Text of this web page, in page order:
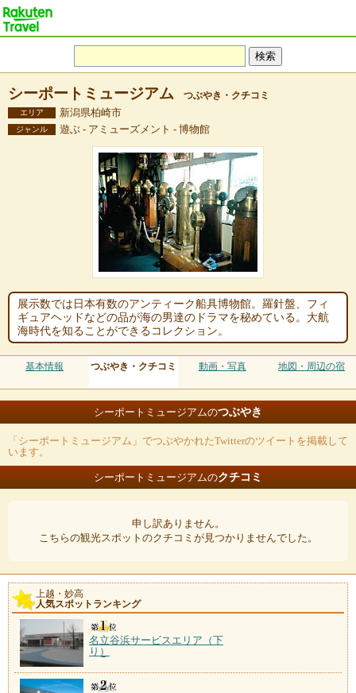
シーポートミュージアム つぶやき・クチコミ
エリア 新潟県柏崎市
ジャンル 遊ぶ - アミューズメント - 博物館
展示数では日本有数のアンティーク船具博物館。羅針盤、フィ
ギュアヘッドなどの品が海の男達のドラマを秘めている。大航
海時代を知ることができるコレクション。
基本情報 つぶやき・クチコミ 動画・写真 地図・周辺の宿
シーポートミュージアムのつぶやき
「シーポートミュージアム」でつぶやかれたTwitterのツイートを掲載して
います。
シーポートミュージアムのクチコミ
申し訳ありません。
こちらの観光スポットのクチコミが見つかりませんでした。
上越・妙高
人気スポットランキング
名立谷浜サービスエリア（下
り）